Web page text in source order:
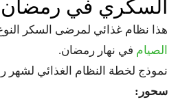
السكري في رمضان
هذا نظام غذائي لمرضى السكر
الصيام في نهار رمضان.
نموذج لخطة النظام الغذائي لشهر
سحور: